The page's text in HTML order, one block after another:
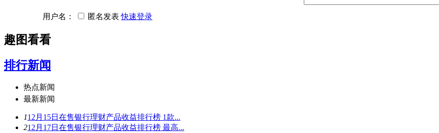
用户名： 匿名发表 快速登录
趣图看看
排行新闻
热点新闻
最新新闻
112月15日在售银行理财产品收益排行榜 1款...
212月17日在售银行理财产品收益排行榜 最高...